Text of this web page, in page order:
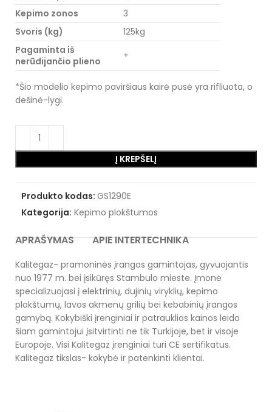
Kepimo zonos
3
Svoris (kg)
125kg
Pagaminta iš
nerūdijančio plieno
+
*Šio modelio kepimo paviršiaus kairė pusė yra rifliuota, o
dešinė-lygi.
Į KREPŠELĮ
Produkto kodas: GS1290E
Kategorija: Kepimo plokštumos
APRAŠYMAS APIE INTERTECHNIKA
Kalitegaz- pramoninės įrangos gamintojas, gyvuojantis
nuo 1977 m. bei įsikūręs Stambulo mieste. Įmonė
specializuojasi į elektrinių, dujinių viryklių, kepimo
plokštumų, lavos akmenų grilių bei kebabinių įrangos
gamybą. Kokybiški įrenginiai ir patrauklios kainos leido
šiam gamintojui įsitvirtinti ne tik Turkijoje, bet ir visoje
Europoje. Visi Kalitegaz įrenginiai turi CE sertifikatus.
Kalitegaz tikslas- kokybė ir patenkinti klientai.